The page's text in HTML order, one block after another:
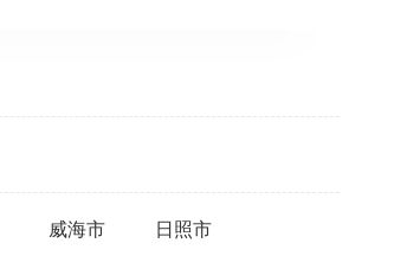
威海市 日照市